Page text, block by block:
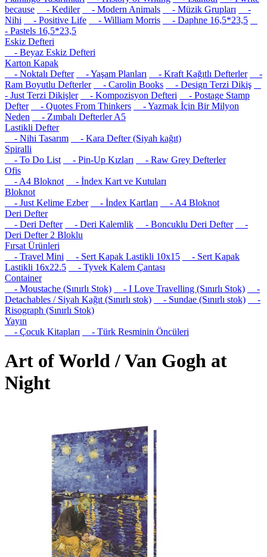
because
- Kediler - Modern Animals - Müzik Grupları
-
Nihi
- Positive Life - William Morris
- Daphne 16,5*23,5
- Pastels 16,5*23,5
Eskiz Defteri
- Beyaz Eskiz Defteri
Karton Kapak
- Noktalı Defter
- Yaşam Planları - Kraft Kağıtlı Defterler
-
Ram Boyutlu Defterler
- Carolin Books
- Design Terzi Dikiş
- Just Terzi Dikişler
- Kompozisyon Defteri
- Postage Stamp
Defter
- Quotes From Thinkers
- Yazmak İçin Bir Milyon
Neden
- Zımbalı Defterler A5
Lastikli Defter
- Nihi Tasarım
- Kara Defter (Siyah kağıt)
Spiralli
- To Do List
- Pin-Up Kızları
- Raw Grey Defterler
Ofis
- A4 Bloknot
- İndex Kart ve Kutuları
Bloknot
- Just Kelime Ezber
- İndex Kartları
- A4 Bloknot
Deri Defter
- Deri Defter
- Deri Kalemlik - Boncuklu Deri Defter
-
Deri Defter 2 Bloklu
Fırsat Ürünleri
- Travel Mini
- Sert Kapak Lastikli 10x15
- Sert Kapak
Lastikli 16x22.5
- Tyvek Kalem Çantası
Container
- Moustache (Sınırlı Stok)
- I Love Travelling (Sınırlı Stok)
-
Detachables / Siyah Kağıt (Sınırlı stok)
- Sundae (Sınırlı stok)
-
Risograph (Sınırlı Stok)
Yayın
- Çocuk Kitapları
- Türk Resminin Öncüleri
Art of World / Van Gogh at
Night